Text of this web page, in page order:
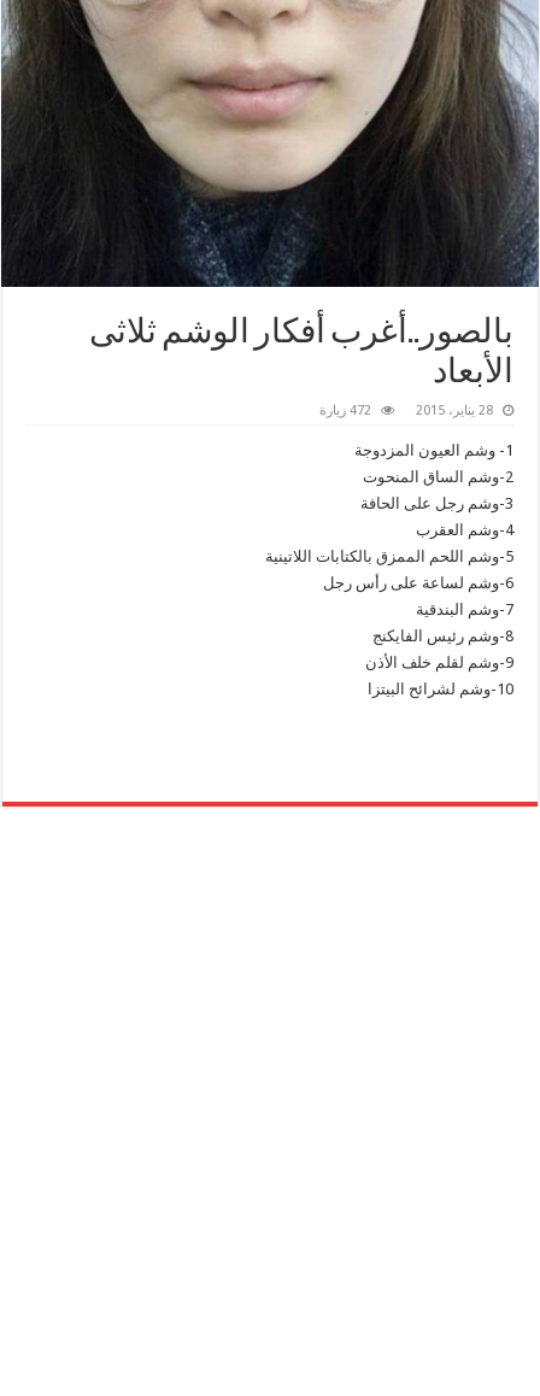
بالصور..أغرب أفكار الوشم ثلاثى
الأبعاد
28 يناير، 2015 472 زيارة
1- وشم العيون المزدوجة
2-وشم الساق المنحوت
3-وشم رجل على الحافة
4-وشم العقرب
5-وشم اللحم الممزق بالكتابات اللاتينية
6-وشم لساعة على رأس رجل
7-وشم البندقية
8-وشم رئيس الفايكنج
9-وشم لقلم خلف الأذن
10-وشم لشرائح البيتزا